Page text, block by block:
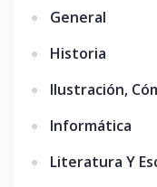
General
Historia
Ilustración,
Informática
Literatura Y